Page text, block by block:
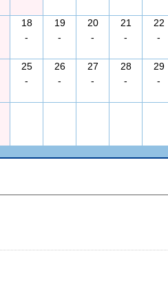
18
-
19
-
20
-
21
-
22
-
25
-
26
-
27
-
28
-
29
-